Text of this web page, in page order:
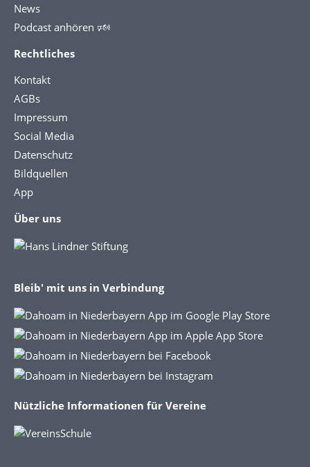
News
Podcast anhören 🕬
Rechtliches
Kontakt
AGBs
Impressum
Social Media
Datenschutz
Bildquellen
App
Über uns
Bleib' mit uns in Verbindung
Nützliche Informationen für Vereine